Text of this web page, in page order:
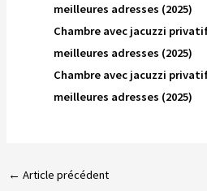
meilleures adresses (2025)
Chambre avec jacuzzi
meilleures adresses (2025)
Chambre avec jacuzzi
meilleures adresses (2025)
← Article précédent